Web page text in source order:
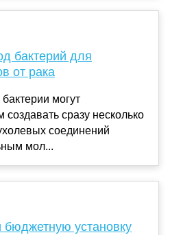
бактерий для
от рака
могут
сразу несколько
соединений
мол...
установку